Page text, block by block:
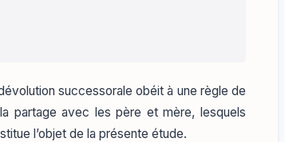
successorale obéit à une règle de
partage avec les père et mère, lesquels
l’objet de la présente étude.